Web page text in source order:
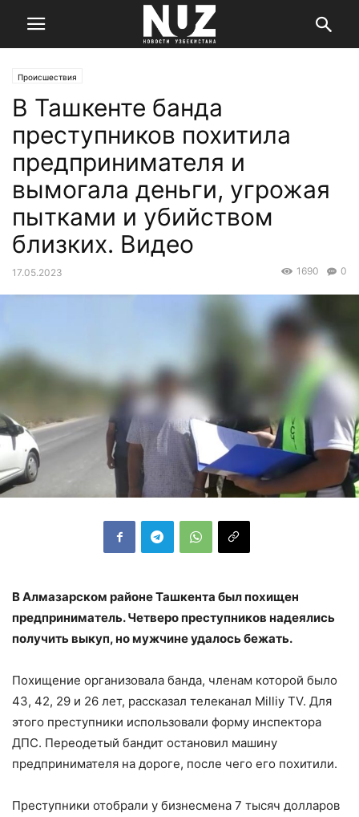
Происшествия
В Ташкенте банда
преступников похитила
предпринимателя и
вымогала деньги, угрожая
пытками и убийством
близких. Видео
17.05.2023 0
1690
В Алмазарском районе Ташкента был похищен
предприниматель. Четверо преступников надеялись
получить выкуп, но мужчине удалось бежать.
Похищение организовала банда, членам которой было
43, 42, 29 и 26 лет, рассказал телеканал Milliy TV. Для
этого преступники использовали форму инспектора
ДПС. Переодетый бандит остановил машину
предпринимателя на дороге, после чего его похитили.
Преступники отобрали у бизнесмена 7 тысяч долларов